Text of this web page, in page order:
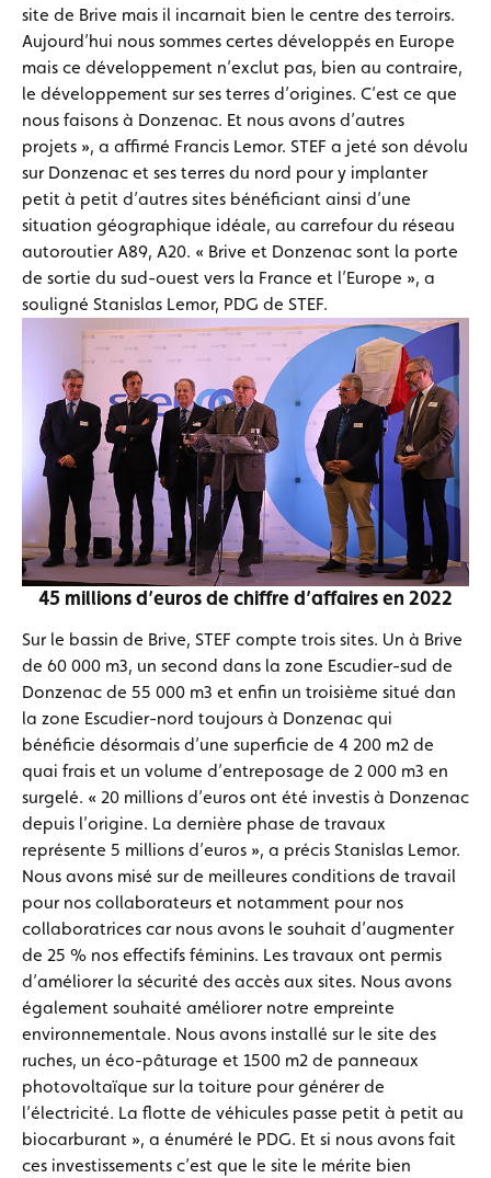
site de Brive mais il incarnait bien le centre des terroirs.
Aujourd’hui nous sommes certes développés en Europe
mais ce développement n’exclut pas, bien au contraire,
le développement sur ses terres d’origines. C’est ce que
nous faisons à Donzenac. Et nous avons d’autres
projets », a affirmé Francis Lemor. STEF a jeté son dévolu
sur Donzenac et ses terres du nord pour y implanter
petit à petit d’autres sites bénéficiant ainsi d’une
situation géographique idéale, au carrefour du réseau
autoroutier A89, A20. « Brive et Donzenac sont la porte
de sortie du sud-ouest vers la France et l’Europe », a
souligné Stanislas Lemor, PDG de STEF.
45 millions d’euros de chiffre d’affaires en 2022
Sur le bassin de Brive, STEF compte trois sites. Un à Brive
de 60 000 m3, un second dans la zone Escudier-sud de
Donzenac de 55 000 m3 et enfin un troisième situé dan
la zone Escudier-nord toujours à Donzenac qui
bénéficie désormais d’une superficie de 4 200 m2 de
quai frais et un volume d’entreposage de 2 000 m3 en
surgelé. « 20 millions d’euros ont été investis à Donzenac
depuis l’origine. La dernière phase de travaux
représente 5 millions d’euros », a précis Stanislas Lemor.
Nous avons misé sur de meilleures conditions de travail
pour nos collaborateurs et notamment pour nos
collaboratrices car nous avons le souhait d’augmenter
de 25 % nos effectifs féminins. Les travaux ont permis
d’améliorer la sécurité des accès aux sites. Nous avons
également souhaité améliorer notre empreinte
environnementale. Nous avons installé sur le site des
ruches, un éco-pâturage et 1500 m2 de panneaux
photovoltaïque sur la toiture pour générer de
l’électricité. La flotte de véhicules passe petit à petit au
biocarburant », a énuméré le PDG. Et si nous avons fait
ces investissements c’est que le site le mérite bien